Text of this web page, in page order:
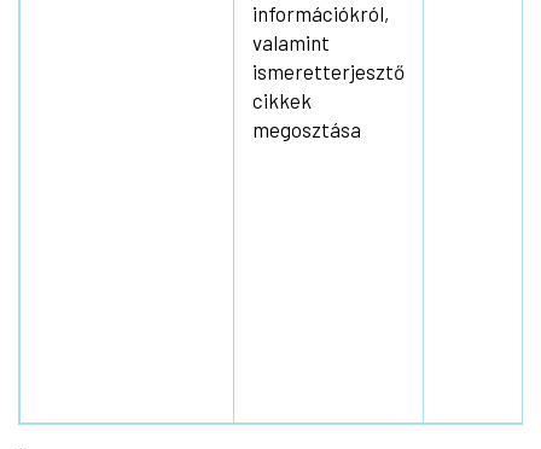
információkról,
valamint
ismeretterjesztő
cikkek
megosztása